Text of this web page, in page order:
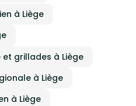
à Liège
grillades à Liège
à Liège
à Liège